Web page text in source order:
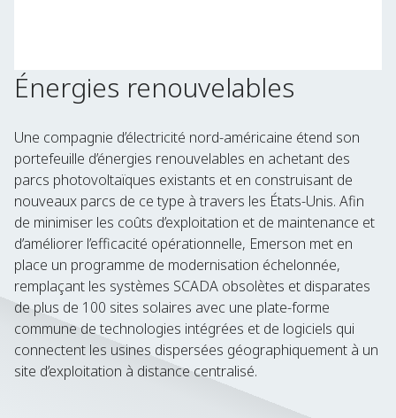
Énergies renouvelables
Une compagnie d’électricité nord-américaine étend son
portefeuille d’énergies renouvelables en achetant des
parcs photovoltaïques existants et en construisant de
nouveaux parcs de ce type à travers les États-Unis. Afin
de minimiser les coûts d’exploitation et de maintenance et
d’améliorer l’efficacité opérationnelle, Emerson met en
place un programme de modernisation échelonnée,
remplaçant les systèmes SCADA obsolètes et disparates
de plus de 100 sites solaires avec une plate-forme
commune de technologies intégrées et de logiciels qui
connectent les usines dispersées géographiquement à un
site d’exploitation à distance centralisé.